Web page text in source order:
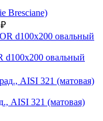
Bresciane)
d100x200 овальный
AISI 321 (матовая)